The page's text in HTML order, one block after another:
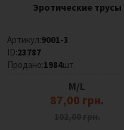
Эротические трусы
Артикул:9001-3
ID:23787
Продано:1984шт.
M/L
87,00 грн.